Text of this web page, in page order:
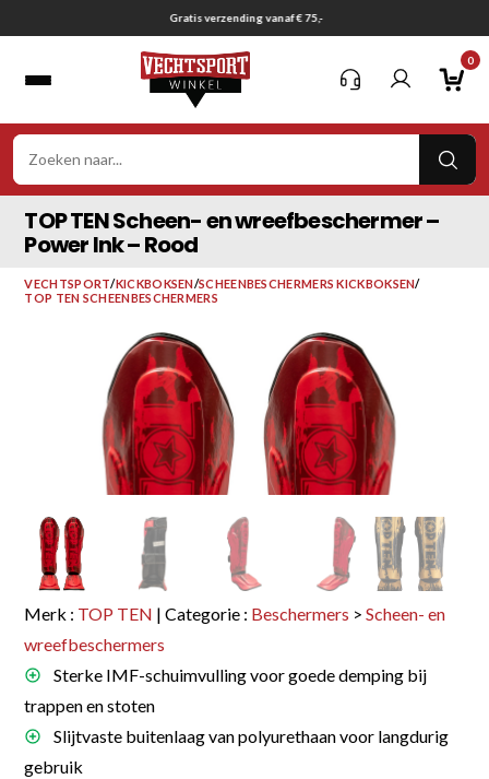
naar
Gratis verzending vanaf € 75,-
0
TOP TEN Scheen- en wreefbeschermer –
Power Ink – Rood
VECHTSPORT/KICKBOKSEN/SCHEENBESCHERMERS KICKBOKSEN/
TOP TEN SCHEENBESCHERMERS
Merk : TOP TEN | Categorie : Beschermers >Scheen- en
wreefbeschermers
Sterke IMF-schuimvulling voor goede demping bij
trappen en stoten
Slijtvaste buitenlaag van polyurethaan voor langdurig
gebruik